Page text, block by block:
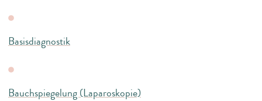
Basisdiagnostik
Bauchspiegelung (Laparoskopie)